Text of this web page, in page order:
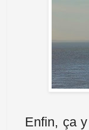
Enfin, ça